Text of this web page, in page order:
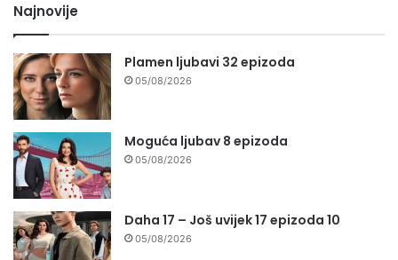
Najnovije
Plamen ljubavi 32 epizoda
05/08/2026
Moguća ljubav 8 epizoda
05/08/2026
Daha 17 – Još uvijek 17 epizoda 10
05/08/2026